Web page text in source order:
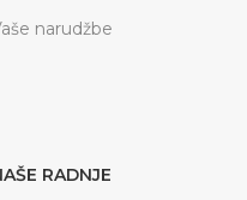
narudžbe
RADNJE